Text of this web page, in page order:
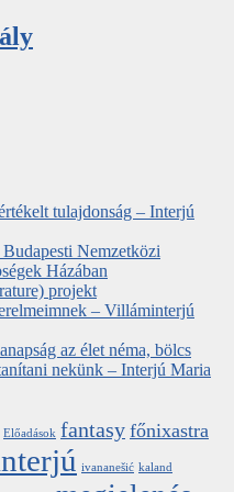
tulajdonság – Interjú
Nemzetközi
Házában
projekt
– Villáminterjú
az élet néma, bölcs
nekünk – Interjú Maria
Előadások fantasy főnixastra
ivananešić kaland